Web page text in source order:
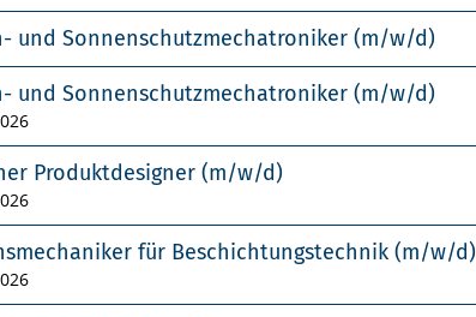
und Sonnenschutzmechatroniker (m/w/d)
und Sonnenschutzmechatroniker (m/w/d)
Produktdesigner (m/w/d)
für Beschichtungstechnik (m/w/d)